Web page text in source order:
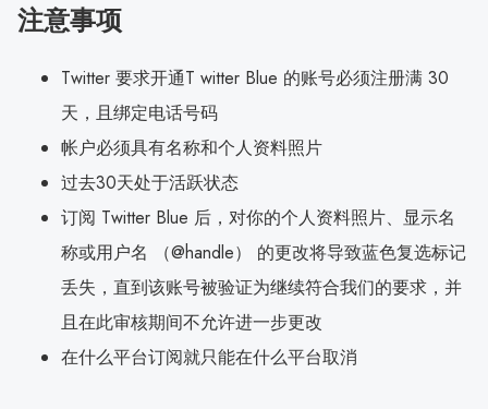
注意事项
Twitter 要求开通T witter Blue 的账号必须注册满 30
天，且绑定电话号码
帐户必须具有名称和个人资料照片
过去30天处于活跃状态
订阅 Twitter Blue 后，对你的个人资料照片、显示名
称或用户名 （@handle） 的更改将导致蓝色复选标记
丢失，直到该账号被验证为继续符合我们的要求，并
且在此审核期间不允许进一步更改
在什么平台订阅就只能在什么平台取消